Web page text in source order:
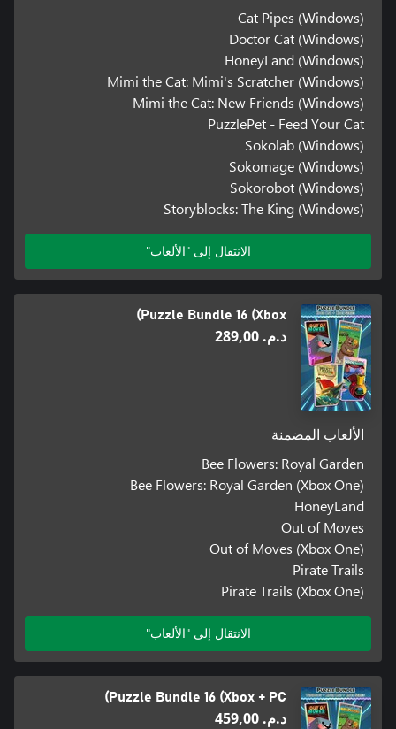
Cat Pipes (Windows)
Doctor Cat (Windows)
HoneyLand (Windows)
Mimi the Cat: Mimi's Scratcher (Windows)
Mimi the Cat: New Friends (Windows)
PuzzlePet - Feed Your Cat
Sokolab (Windows)
Sokomage (Windows)
Sokorobot (Windows)
Storyblocks: The King (Windows)
الانتقال إلى "الألعاب"
Puzzle Bundle 16 (Xbox)
د.م.‏ 289,00
الألعاب المضمنة
Bee Flowers: Royal Garden
Bee Flowers: Royal Garden (Xbox One)
HoneyLand
Out of Moves
Out of Moves (Xbox One)
Pirate Trails
Pirate Trails (Xbox One)
الانتقال إلى "الألعاب"
Puzzle Bundle 16 (Xbox + PC)
د.م.‏ 459,00